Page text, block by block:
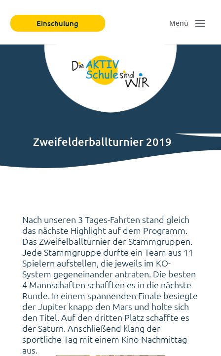
Einschulung
Zweifelderballturnier 2019
Nach unseren 3 Tages-Fahrten stand gleich
das nächste Highlight auf dem Programm.
Das Zweifelballturnier der Stammgruppen.
Jede Stammgruppe durfte ein Team aus 11
Spielern aufstellen, die jeweils im KO-
System gegeneinander antraten. Die besten
4 Mannschaften schafften es in die nächste
Runde. In einem spannenden Finale besiegte
der Jupiter knapp den Mars und holte sich
den Titel. Auf den dritten Platz schaffte es
der Saturn. Anschließend klang der
sportliche Tag mit einem Kino-Nachmittag
aus.